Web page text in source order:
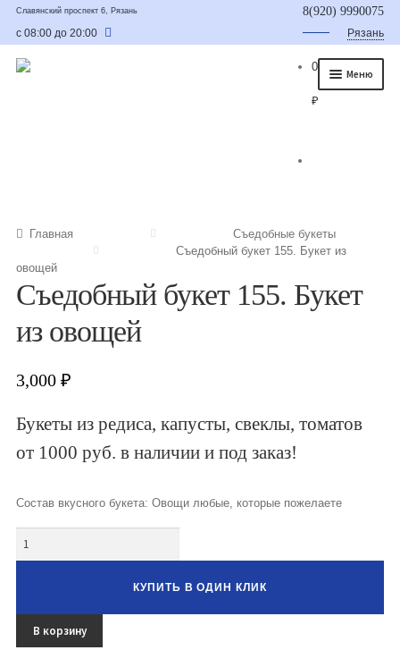
Славянский проспект 6, Рязань
с 08:00 до 20:00
8(920) 9990075
Рязань
Меню
Букет для мужчины
Букет из фруктов и овощей
Сладкие букеты из конфет
Букеты из сухофруктов и орехов
Овощные букеты
Съедобные Корзины
Букеты из раков и рыбы
0
₽
Главная
Съедобные букеты
Съедобный букет 155. Букет из
овощей
Съедобный букет 155. Букет
из овощей
3,000₽
Букеты из редиса, капусты, свеклы, томатов
от 1000 руб. в наличии и под заказ!
Состав вкусного букета: Овощи любые, которые пожелаете
КУПИТЬ В ОДИН КЛИК
В корзину